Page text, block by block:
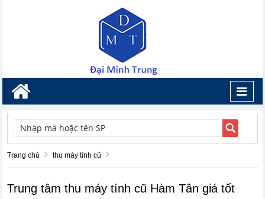
TÌM KIẾM
Trang chủ thu máy tính cũ
Trung tâm thu máy tính cũ Hàm Tân giá tốt